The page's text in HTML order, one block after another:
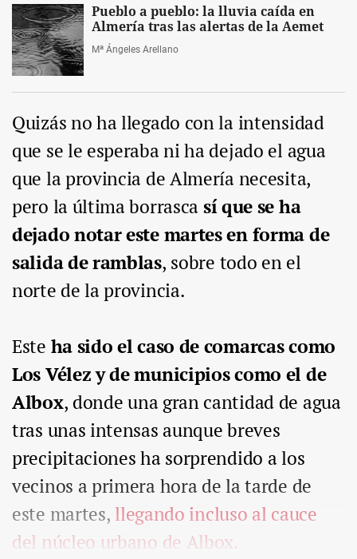
Pueblo a pueblo: la lluvia caída en
Almería tras las alertas de la Aemet
Mª Ángeles Arellano
Quizás no ha llegado con la intensidad
que se le esperaba ni ha dejado el agua
que la provincia de Almería necesita,
pero la última borrasca sí que se ha
dejado notar este martes en forma de
salida de ramblas, sobre todo en el
norte de la provincia.
Este ha sido el caso de comarcas como
Los Vélez y de municipios como el de
Albox, donde una gran cantidad de agua
tras unas intensas aunque breves
precipitaciones ha sorprendido a los
vecinos a primera hora de la tarde de
este martes, llegando incluso al cauce
del núcleo urbano de Albox.